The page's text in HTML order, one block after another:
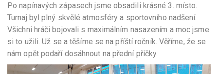
Po napínavých zápasech jsme obsadili krásné 3. místo.
Turnaj byl plný skvělé atmosféry a sportovního nadšení.
Všichni hráči bojovali s maximálním nasazením a moc jsme
si to užili. Už se a těšíme se na příští ročník. Věříme, že se
nám opět podaří dosáhnout na přední příčky.